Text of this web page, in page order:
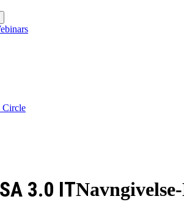
Circle
3.0 IT